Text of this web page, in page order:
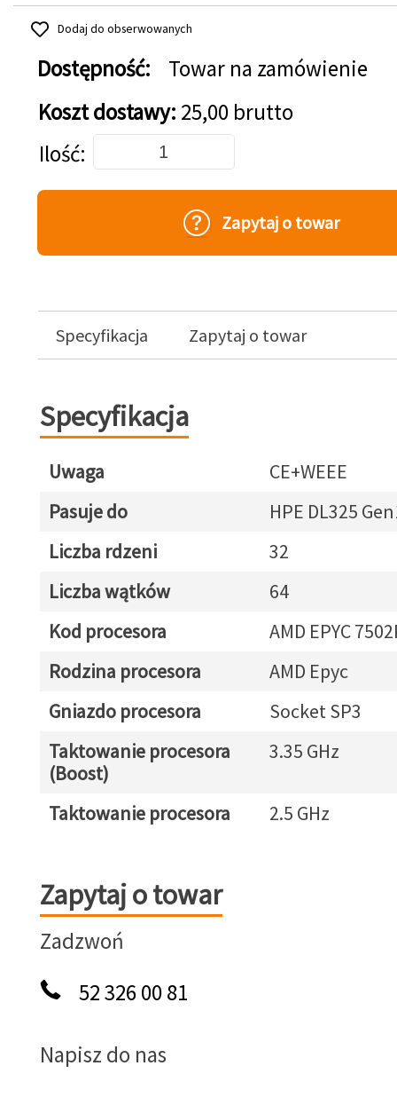
Dodaj do obserwowanych
Dostępność:
Towar na zamówienie
Koszt dostawy: 25,00 brutto
Dodaj do koszyka
Ilość
Zapytaj o towar
Specyfikacja Zapytaj o towar
Specyfikacja
Uwaga
CE+WEEE
Pasuje do
HPE DL325
Liczba rdzeni
32
Liczba wątków
64
Kod procesora
AMD EPYC
Rodzina procesora
AMD Epyc
Gniazdo procesora
Socket SP3
Taktowanie procesora
(Boost)
3.35 GHz
Taktowanie procesora 2.5 GHz
Zapytaj o towar
Zapytaj o towar
Zadzwoń
52 326 00 81
Napisz do nas